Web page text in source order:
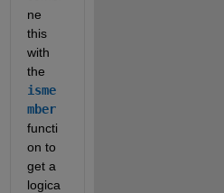
ne
this
with
the
isme
mber
functi
on to
get a
logica